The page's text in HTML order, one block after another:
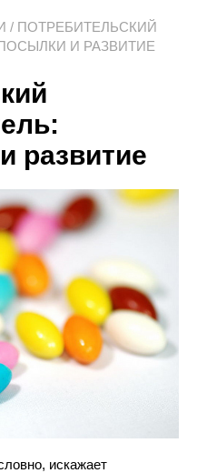
/ ПОТРЕБИТЕЛЬСКИЙ
И РАЗВИТИЕ
развитие
искажает